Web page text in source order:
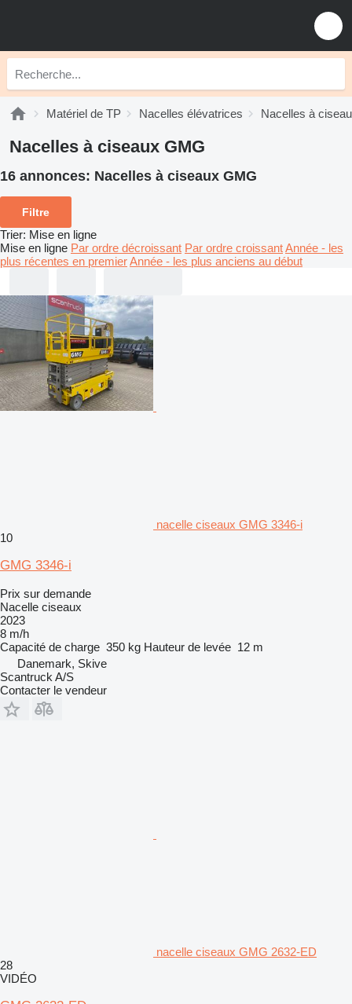
Matériel de TP Nacelles élévatrices Nacelles à
Nacelles à ciseaux GMG
16 annonces: Nacelles à ciseaux GMG
Filtre
Trier: Mise en ligne
Mise en ligne Par ordre décroissant Par ordre croissantAnnée - les
plus récentes en premierAnnée - les plus anciens au début
nacelle ciseaux GMG 3346-i
10
GMG 3346-i
Prix sur demande
Nacelle ciseaux
2023
8 m/h
Capacité de charge 350 kg Hauteur de levée 12 m
Danemark, Skive
Scantruck A/S
Contacter le vendeur
nacelle ciseaux GMG 2632-ED
28
VIDÉO